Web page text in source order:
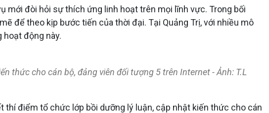
mới đòi hỏi sự thích ứng linh hoạt trên mọi lĩnh vực. Trong bối
để theo kịp bước tiến của thời đại. Tại Quảng Trị, với nhiều mô
hoạt động này.
thức cho cán bộ, đảng viên đối tượng 5 trên Internet - Ảnh: T.L
thí điểm tổ chức lớp bồi dưỡng lý luận, cập nhật kiến thức cho cán